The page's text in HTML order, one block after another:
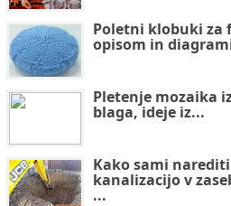
Poletni klobuki za
opisom in
Pletenje mozaika
blaga, ideje iz...
Kako sami narediti
kanalizacijo v
...